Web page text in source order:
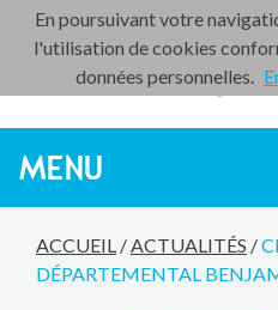
MENU
ACCUEIL / ACTUALITÉS /
DÉPARTEMENTAL
En poursuivant votre
l'utilisation de cookies
données personnelles.